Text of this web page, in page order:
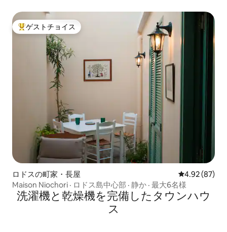
大好評のゲストチョイスです。
ゲストチョイス
ロドスの町家・長屋 レビュー87
4.92 (87)
Maison Niochori · ロドス島中心部 · 静か · 最大6名様
洗濯機と乾燥機を完備したタウンハウ
ス